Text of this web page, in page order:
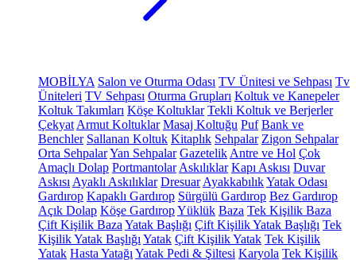
MOBİLYA Salon ve Oturma Odası TV Ünitesi ve Sehpası Tv
Üniteleri TV Sehpası Oturma Grupları Koltuk ve Kanepeler
Koltuk Takımları Köşe Koltuklar Tekli Koltuk ve Berjerler
Çekyat Armut Koltuklar Masaj Koltuğu Puf Bank ve
Benchler Sallanan Koltuk Kitaplık Sehpalar Zigon Sehpalar
Orta SehpalarYan Sehpalar Gazetelik Antre ve Hol Çok
Amaçlı Dolap Portmantolar Askılıklar Kapı Askısı Duvar
Askısı Ayaklı Askılıklar Dresuar AyakkabılıkYatak Odası
Gardırop Kapaklı Gardırop Sürgülü Gardırop Bez Gardırop
Açık Dolap Köşe GardıropYüklük Baza Tek Kişilik Baza
Çift Kişilik Baza Yatak Başlığı Çift Kişilik Yatak Başlığı Tek
Kişilik Yatak Başlığı Yatak Çift Kişilik Yatak Tek Kişilik
Yatak Hasta Yatağı Yatak Pedi & Şiltesi Karyola Tek Kişilik